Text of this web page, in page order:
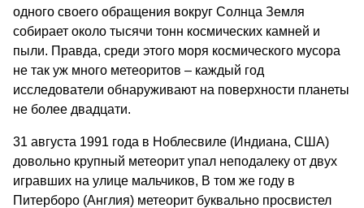
одного своего обращения вокруг Солнца Земля
собирает около тысячи тонн космических камней и
пыли. Правда, среди этого моря космического мусора
не так уж много метеоритов – каждый год
исследователи обнаруживают на поверхности планеты
не более двадцати.
31 августа 1991 года в Ноблесвиле (Индиана, США)
довольно крупный метеорит упал неподалеку от двух
игравших на улице мальчиков, В том же году в
Питерборо (Англия) метеорит буквально просвистел